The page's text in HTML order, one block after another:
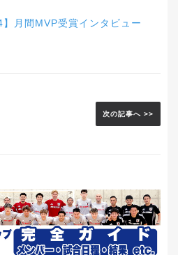
月間MVP受賞インタビュー
次の記事へ >>